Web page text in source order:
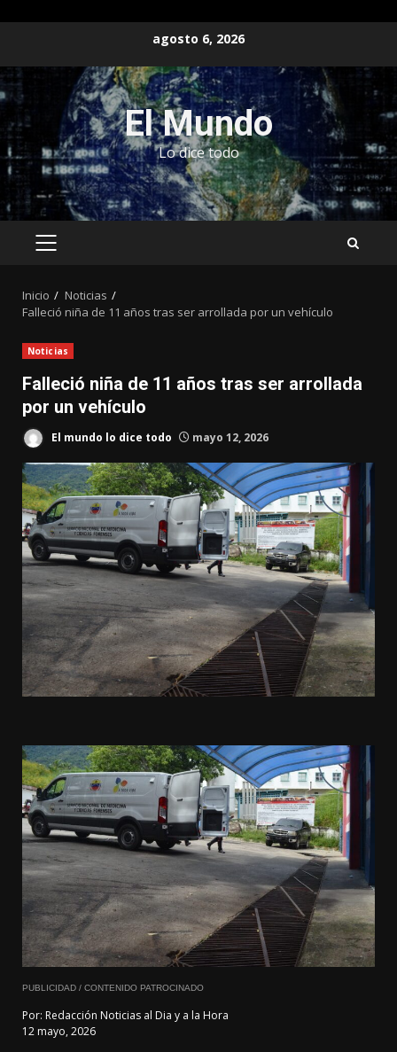
contenido
agosto 6, 2026
El Mundo
Lo dice todo
MENÚ
Inicio
Noticias
Falleció niña de 11 años tras ser arrollada por un vehículo
Noticias
Falleció niña de 11 años tras ser arrollada
por un vehículo
El mundo lo dice todo mayo 12, 2026
PUBLICIDAD / CONTENIDO PATROCINADO
Por: Redacción Noticias al Dia y a la Hora
12 mayo, 2026